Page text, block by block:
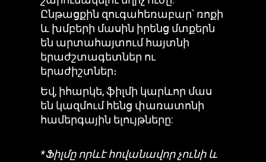
Ընթացքին զուգահեռաբար՝ ռոքի
և խմբերի մասին իրենց մտքերն
են արտահայտում հայտնի
երաժշտագետներ ու
երաժիշտներ։
Եվ, իհարկե, ֆիլմի կարևոր մաս
են կազմում հենց փառատոնի
համերգային ելույթները:
*Ֆիլմը որևէ հովանավոր չունի և